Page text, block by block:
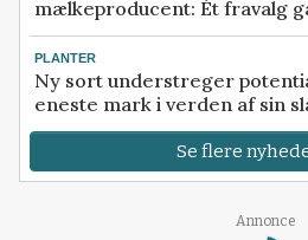
mælkeproducent: Ét fravalg
PLANTER
Ny sort understreger
eneste mark i verden af sin
Se flere
Annonce